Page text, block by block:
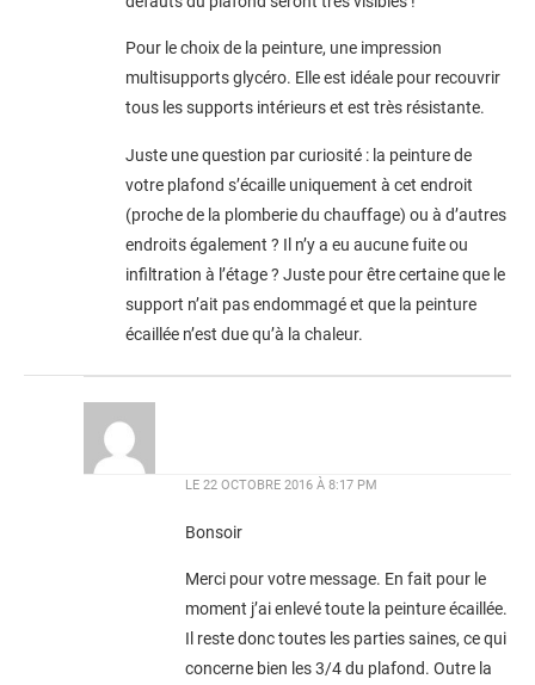
Pour le choix de la peinture, une impression
multisupports glycéro. Elle est idéale pour recouvrir
tous les supports intérieurs et est très résistante.
Juste une question par curiosité : la peinture de
votre plafond s’écaille uniquement à cet endroit
(proche de la plomberie du chauffage) ou à d’autres
endroits également ? Il n’y a eu aucune fuite ou
infiltration à l’étage ? Juste pour être certaine que le
support n’ait pas endommagé et que la peinture
écaillée n’est due qu’à la chaleur.
LE 22 OCTOBRE 2016 À 8:17 PM
Bonsoir
Merci pour votre message. En fait pour le
moment j’ai enlevé toute la peinture écaillée.
Il reste donc toutes les parties saines, ce qui
concerne bien les 3/4 du plafond. Outre la